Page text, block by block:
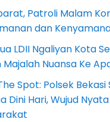
Patroli Malam
dan
LDII Ngaliyan Kota
Nuansa Ke
Spot: Polsek
Dini Hari, Wujud